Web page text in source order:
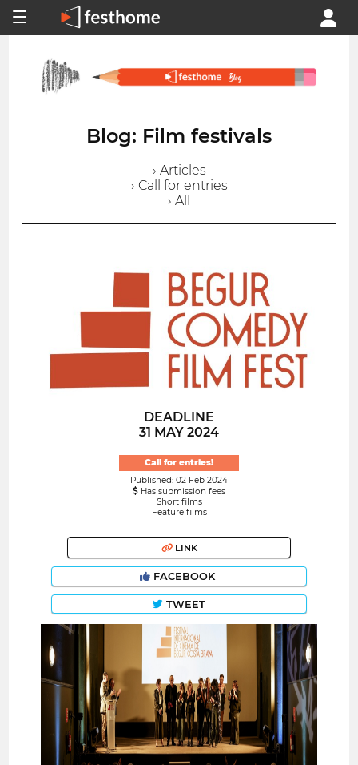
Blog: Film festivals
› Articles
› Call for entries
› All
DEADLINE
31 MAY 2024
Call for entries!
Published: 02 Feb 2024
Has submission fees
Short films
Feature films
LINK
FACEBOOK
TWEET